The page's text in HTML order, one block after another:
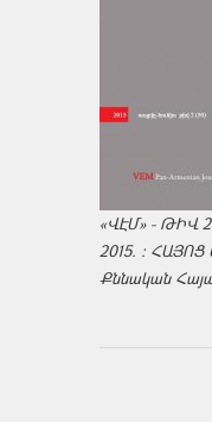
«ՎԷՄ» - ԹԻՎ 2
2015. :
Քննական